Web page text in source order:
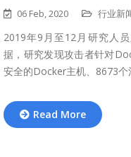
06 Feb, 2020 行业新
2019年9月至12月研究人
据，研究发现攻击者针对
安全的Docker主机、8673
Read More